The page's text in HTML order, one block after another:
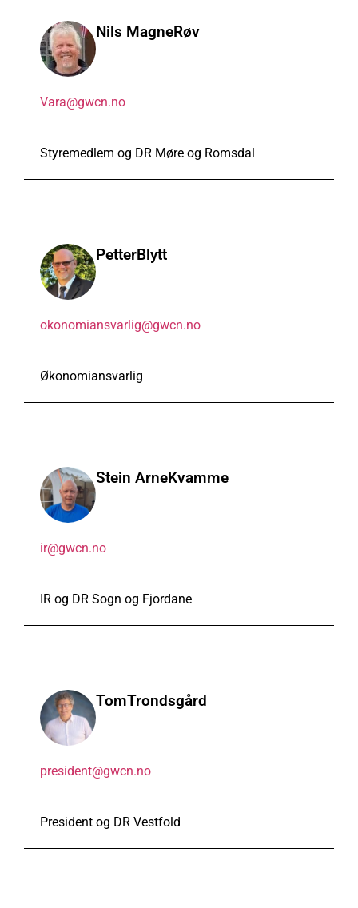
Nils MagneRøv
Vara@gwcn.no
Styremedlem og DR Møre og Romsdal
PetterBlytt
okonomiansvarlig@gwcn.no
Økonomiansvarlig
Stein ArneKvamme
ir@gwcn.no
IR og DR Sogn og Fjordane
TomTrondsgård
president@gwcn.no
President og DR Vestfold